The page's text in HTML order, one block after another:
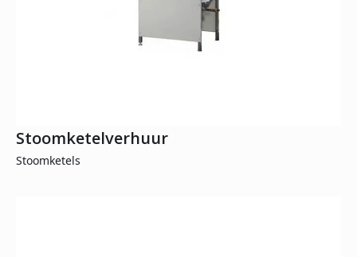
Stoomketelverhuur
Stoomketels